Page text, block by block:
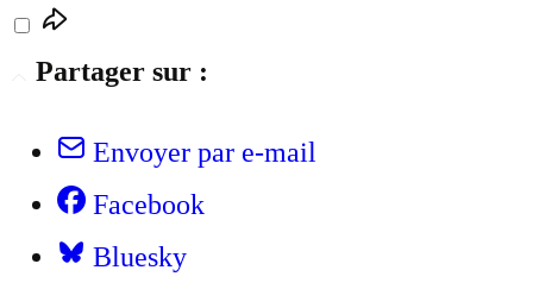
Partager sur :
Envoyer par e-mail
Facebook
Bluesky